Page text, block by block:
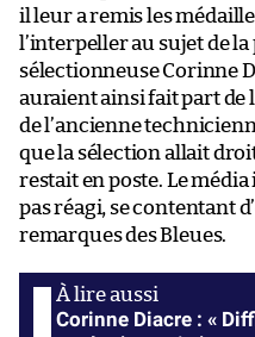
il leur a remis les
l’interpeller au sujet de
sélectionneuse Corinne
auraient ainsi fait part de
de l’ancienne
que la sélection allait
restait en poste. Le
pas réagi, se contentant
remarques des Bleues.
Corinne Diacre : «